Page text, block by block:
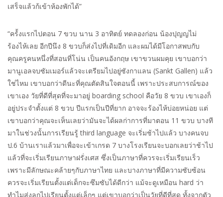
เสร็จแล้วก้เข้าห้องพักได้”
“คร้้งแรกไปตอน 7 ขวบ นาน 3 อาทิตย์ ทดลองก่อน น้องปุญญไม่
ร้องไห้เลย อีกปีนึง 8 ขวบก็ส่งไปที่เดิมอีก และผมได้มีโอกาสพบกับ
คุณครูคนหนึ่งที่สอนที่โน่น เป็นคนอังกฤษ เขาขวนผมคุย เขาบอกว่า
มานูเอลจบซัมเมอร์แล้วจะเตรียมไปอยู่ซังกาแลน (Sankt Gallen) แล้ว
ใช่ไหม เขาบอกว่าดีนะที่คุณตัดสินใจตอนนี้ เพราะประสบการณ์ของ
เขาเอง วัยที่ดีที่สุดที่จะมาอยู่ boarding school คือวัย 8 ขวบ เขาเองก็
อยู่ประจำตั้งแต่ 8 ขวบ ปีแรกเป็นปีที่ยาก อาจจะร้องไห้บ่อยหน่อย แต่
เขาบอกว่าคุณจะเห็นเลยว่ามันจะได้ผลก่าการที่มาตอน 11 ขวบ บางที
มาในช่วงนั้นการเรียนรู้ third language จะเริ่มช้าไปแล้ว บางคนจบ
ป.6 บ้านเราแล้วมาเพื่อจะเข้าเกรด 7 บางโรงเรียนจะบอกเลยว่าช้าไป
แล้วที่จะเริ่มเรียนภาษาฝรั่งเศส ซึ่งเป็นภาษาที่ควรจะเริ่มเรียนเร็ว
เพราะมีลักษณะคล้ายๆกับภาษาไทย และบางภาษาที่มีความซับซ้อน
ควรจะเริ่มเรียนตั้งแต่เด็กจะซึมซับได้ดีกว่า แม้จะดูเหมือน hard ว่า
ทำไมส่งลูกไปเรียนตั้งแต่เล็กๆ แต่เขาบอกว่าเป็นวัยที่ดีที่สุด ทั้งจากตัว